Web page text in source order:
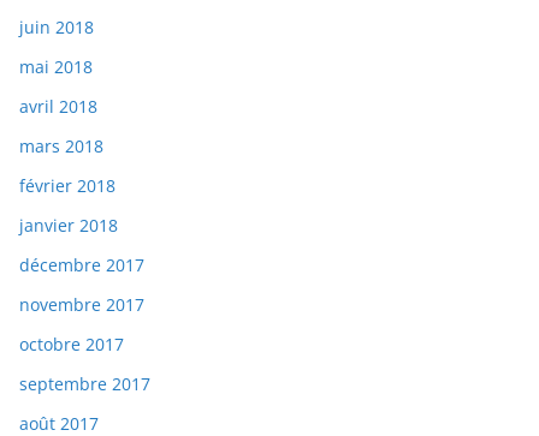
juin 2018
mai 2018
avril 2018
mars 2018
février 2018
janvier 2018
décembre 2017
novembre 2017
octobre 2017
septembre 2017
août 2017